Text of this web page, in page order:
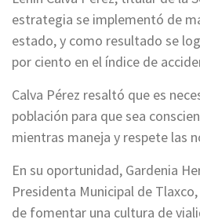
estrategia se implementó de
estado, y como resultado se
por ciento en el índice de
Calva Pérez resaltó que es
población para que sea
mientras maneja y respete las
En su oportunidad, Gardenia
Presidenta Municipal de
de fomentar una cultura de